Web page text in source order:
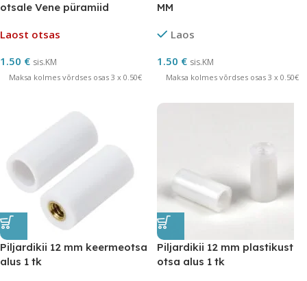
otsale Vene püramiid
Laost otsas
1.50 € sis.KM
Maksa kolmes võrdses osas 3 x 0.50€
MM
Laos
1.50 € sis.KM
Maksa kolmes võrdses osas 3 x 0.50€
Piljardikii 12 mm keermeotsa
alus 1 tk
Piljardikii 12 mm plastikust
otsa alus 1 tk